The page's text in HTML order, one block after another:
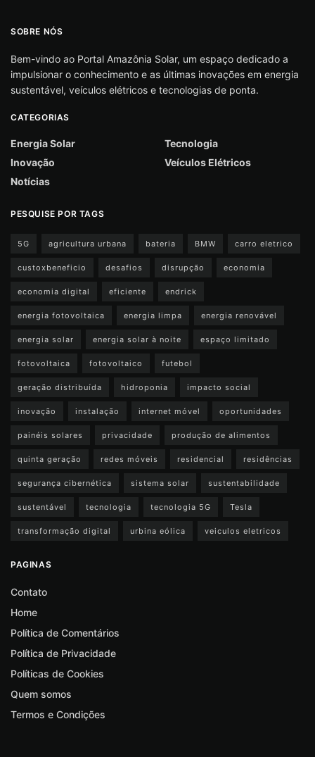
SOBRE NÓS
Bem-vindo ao Portal Amazônia Solar, um espaço dedicado a
impulsionar o conhecimento e as últimas inovações em energia
sustentável, veículos elétricos e tecnologias de ponta.
CATEGORIAS
Energia Solar
Inovação
Notícias
Tecnologia
Veículos Elétricos
PESQUISE POR TAGS
5G agricultura urbana bateria BMW carro eletrico
custoxbeneficio desafios disrupção economia
economia digital eficiente endrick
energia fotovoltaica energia limpa energia renovável
energia solar energia solar à noite espaço limitado
fotovoltaica fotovoltaico futebol
geração distribuída hidroponia impacto social
inovação instalação internet móvel oportunidades
painéis solares privacidade produção de alimentos
quinta geração redes móveis residencial residências
segurança cibernética sistema solar sustentabilidade
sustentável tecnologia tecnologia 5G Tesla
transformação digital urbina eólica veiculos eletricos
PAGINAS
Contato
Home
Política de Comentários
Política de Privacidade
Políticas de Cookies
Quem somos
Termos e Condições